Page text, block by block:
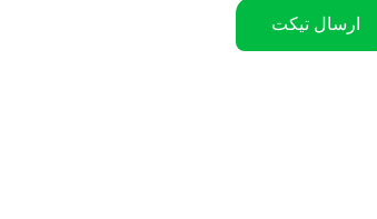
ارسال تیکت